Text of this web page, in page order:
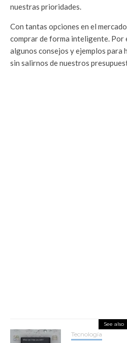
nuestras prioridades.
Con tantas opciones en el
comprar de forma inteligente. Por
algunos consejos y ejemplos para
sin salirnos de nuestros
See also
Tecnología